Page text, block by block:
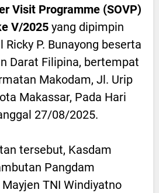
Visit Programme (SOVP)
V/2025 yang dipimpin
P. Bunayong beserta
Darat Filipina, bertempat
Makodam, Jl. Urip
Makassar, Pada Hari
27/08/2025.
tersebut, Kasdam
Pangdam
TNI Windiyatno